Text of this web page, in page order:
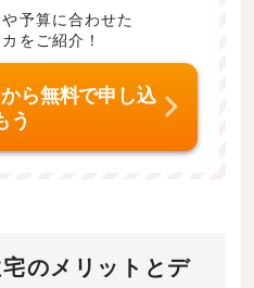
予算に合わせた
をご紹介！
ら無料で申し込
う
のメリットとデ